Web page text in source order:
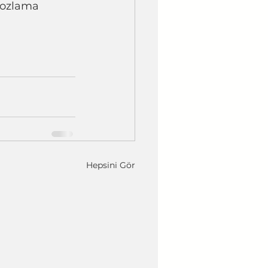
sn. pozlama
Hepsini Gör